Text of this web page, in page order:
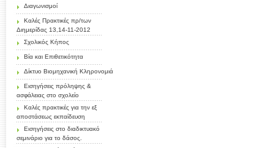
Διαγωνισμοί
Καλές Πρακτικές πρ/των
Διημερίδας 13,14-11-2012
Σχολικός Κήπος
Βία και Επιθετικότητα
Δίκτυο Βιομηχανική Κληρονομιά
Εισηγήσεις πρόληψης &
ασφάλειας στο σχολείο
Καλές πρακτικές για την εξ
αποστάσεως εκπαίδευση
Εισηγήσεις στο διαδικτυακό
σεμινάριο για το δάσος.